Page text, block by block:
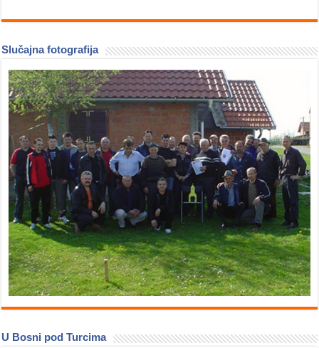
Slučajna fotografija
U Bosni pod Turcima